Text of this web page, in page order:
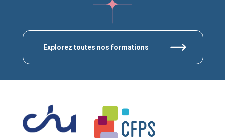
Explorez toutes nos formations